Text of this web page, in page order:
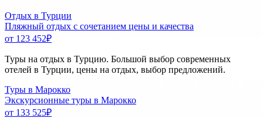
Отдых в Турции
Пляжный отдых с сочетанием цены и качества
от 123 452₽
Туры на отдых в Турцию. Большой выбор современных
отелей в Турции, цены на отдых, выбор предложений.
Туры в Марокко
Экскурсионные туры в Марокко
от 133 525₽